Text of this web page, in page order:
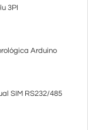
3PI
Arduino
SIM RS232/485